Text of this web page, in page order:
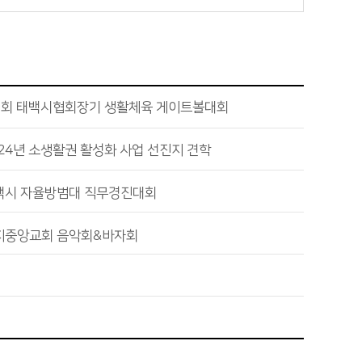
태백시협회장기 생활체육 게이트볼대회
년 소생활권 활성화 사업 선진지 견학
시 자율방범대 직무경진대회
중앙교회 음악회&바자회